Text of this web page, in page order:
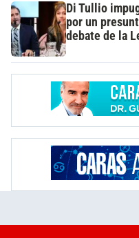
Di Tullio
por un
debate de la